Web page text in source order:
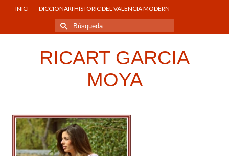
INICI DICCIONARI HISTORIC DEL VALENCIA MODERN
Buscar
por:
RICART GARCIA
MOYA